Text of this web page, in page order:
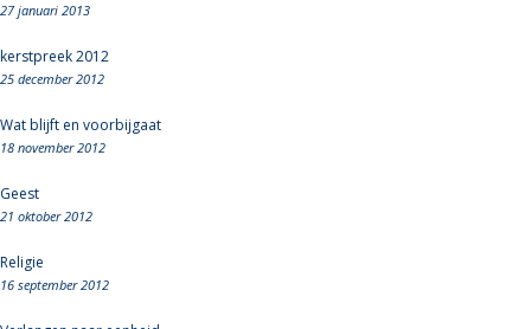
27 januari 2013
kerstpreek 2012
25 december 2012
Wat blijft en voorbijgaat
18 november 2012
Geest
21 oktober 2012
Religie
16 september 2012